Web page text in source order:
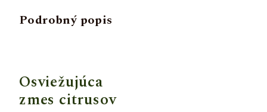
Podrobný popis
Osviežujúca
zmes citrusov